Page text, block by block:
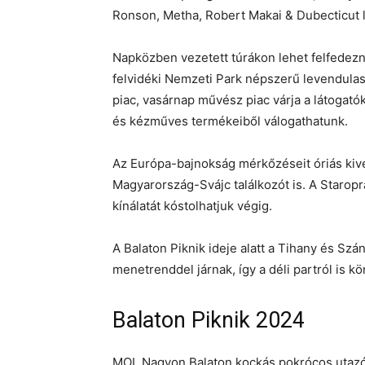
Ronson, Metha, Robert Makai & Dubecticut
Napközben vezetett túrákon lehet
felvidéki Nemzeti Park népszerű
piac, vasárnap művész piac várja a
és kézműves termékeiből válogathatunk.
Az Európa-bajnokság mérkőzéseit óriás
Magyarország-Svájc találkozót is. A
kínálatát kóstolhatjuk végig.
A Balaton Piknik ideje alatt a Tihany és
menetrenddel járnak, így a déli partról is
Balaton Piknik 2024